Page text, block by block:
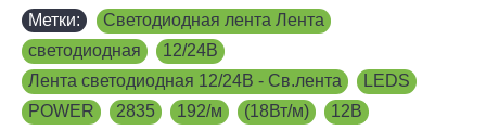
Метки: Светодиодная лента Лента
светодиодная
12/24В
Лента светодиодная 12/24В - Св.лента
LEDS
POWER
2835 192/м (18Вт/м) 12В